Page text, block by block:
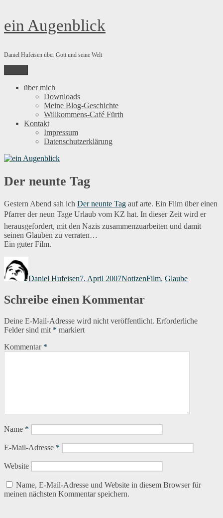
Zum
Inhalt
ein Augenblick
Daniel Hufeisen über Gott und seine Welt
über mich
Downloads
Meine Blog-Geschichte
Willkommens-Café Fürth
Kontakt
Impressum
Datenschutzerklärung
Der neunte Tag
Gestern Abend sah ich Der neunte Tag auf arte. Ein Film über einen
Pfarrer der neun Tage Urlaub vom KZ hat. In dieser Zeit wird er
herausgefordert, mit den Nazis zusammenzuarbeiten und damit
seinen Glauben zu verraten…
Ein guter Film.
Daniel Hufeisen7. April 2007NotizenFilm, Glaube
Schreibe einen Kommentar
Deine E-Mail-Adresse wird nicht veröffentlicht. Erforderliche
Felder sind mit * markiert
Kommentar *
Name *
E-Mail-Adresse *
Website
Name, E-Mail-Adresse und Website in diesem Browser für
meinen nächsten Kommentar speichern.